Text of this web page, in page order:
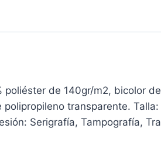
poliéster de 140gr/m2, bicolor
transparente.
Serigrafía, Tampografía,